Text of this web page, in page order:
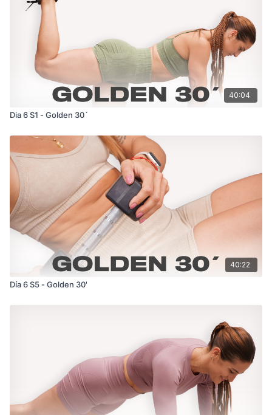
40:04
Dia 6 S1 - Golden 30´‎ ‎
40:22
Día 6 S5 - Golden 30'